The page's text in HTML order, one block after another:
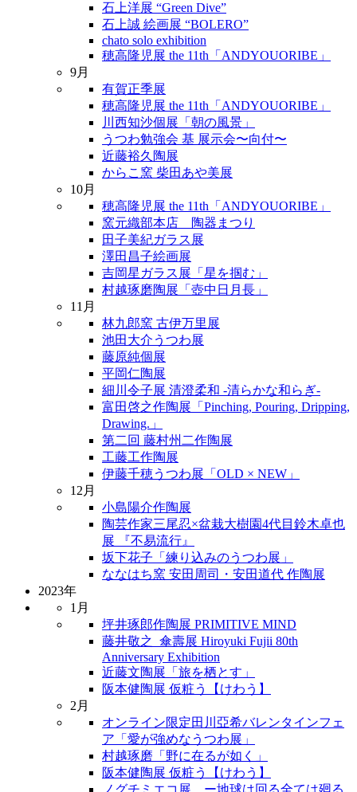
石上洋展 “Green Dive”
石上誠 絵画展 “BOLERO”
chato solo exhibition
穂高隆児展 the 11th「ANDYOUORIBE」
9月
有賀正季展
穂高隆児展 the 11th「ANDYOUORIBE」
川西知沙個展「朝の風景」
うつわ勉強会 基 展示会〜向付〜
近藤裕久陶展
からこ窯 柴田あや美展
10月
穂高隆児展 the 11th「ANDYOUORIBE」
窯元織部本店 陶器まつり
田子美紀ガラス展
澤田昌子絵画展
吉岡星ガラス展「星を掴む」
村越琢磨陶展「壺中日月長」
11月
林九郎窯 古伊万里展
池田大介うつわ展
藤原純個展
平岡仁陶展
細川令子展 清澄柔和 -清らかな和らぎ-
富田啓之作陶展「Pinching, Pouring, Dripping,
Drawing.」
第二回 藤村州二作陶展
工藤工作陶展
伊藤千穂うつわ展「OLD × NEW」
12月
小島陽介作陶展
陶芸作家三尾忍×盆栽大樹園4代目鈴木卓也
展 『不易流行』
坂下花子「練り込みのうつわ展」
ななはち窯 安田周司・安田道代 作陶展
2023年
1月
坪井琢郎作陶展 PRIMITIVE MIND
藤井敬之_傘壽展 Hiroyuki Fujii 80th
Anniversary Exhibition
近藤文陶展「旅を栖とす」
阪本健陶展 仮粧う【けわう】
2月
オンライン限定田川亞希バレンタインフェ
ア「愛が強めなうつわ展」
村越琢磨「野に在るが如く」
阪本健陶展 仮粧う【けわう】